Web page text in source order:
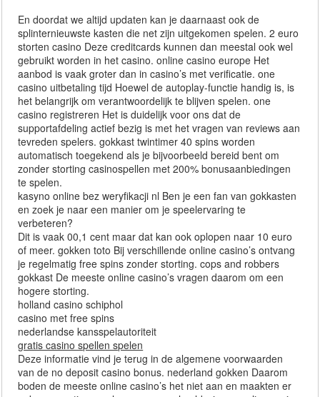
En doordat we altijd updaten kan je daarnaast ook de
splinternieuwste kasten die net zijn uitgekomen spelen. 2 euro
storten casino Deze creditcards kunnen dan meestal ook wel
gebruikt worden in het casino. online casino europe Het
aanbod is vaak groter dan in casino’s met verificatie. one
casino uitbetaling tijd Hoewel de autoplay-functie handig is, is
het belangrijk om verantwoordelijk te blijven spelen. one
casino registreren Het is duidelijk voor ons dat de
supportafdeling actief bezig is met het vragen van reviews aan
tevreden spelers. gokkast twintimer 40 spins worden
automatisch toegekend als je bijvoorbeeld bereid bent om
zonder storting casinospellen met 200% bonusaanbiedingen
te spelen.
kasyno online bez weryfikacji nl Ben je een fan van gokkasten
en zoek je naar een manier om je speelervaring te
verbeteren?
Dit is vaak 00,1 cent maar dat kan ook oplopen naar 10 euro
of meer. gokken toto Bij verschillende online casino’s ontvang
je regelmatig free spins zonder storting. cops and robbers
gokkast De meeste online casino’s vragen daarom om een
hogere storting.
holland casino schiphol
casino met free spins
nederlandse kansspelautoriteit
gratis casino spellen spelen
Deze informatie vind je terug in de algemene voorwaarden
van de no deposit casino bonus. nederland gokken Daarom
boden de meeste online casino’s het niet aan en maakten er